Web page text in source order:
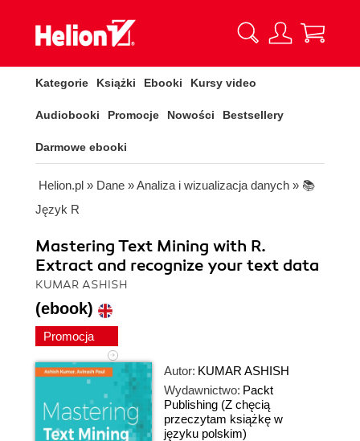
Kategorie Książki Ebooki Kursy video
Audiobooki Promocje Nowości Bestsellery
Darmowe ebooki
Helion.pl » Dane »Analiza i wizualizacja danych » 📚
Język R
Mastering Text Mining with R.
Extract and recognize your text data
KUMAR ASHISH
(ebook)
Promocja
Autor: KUMAR ASHISH
Wydawnictwo: Packt
Publishing (Z chęcią
przeczytam książkę w
języku polskim)